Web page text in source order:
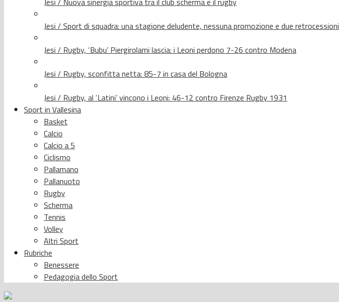
Jesi / Sport di squadra: una stagione deludente, nessuna promozione e due retrocessioni
Jesi / Rugby, ‘Bubu’ Piergirolami lascia: i Leoni perdono 7-26 contro Modena
Jesi / Rugby, sconfitta netta: 85-7 in casa del Bologna
Jesi / Rugby, al ‘Latini’ vincono i Leoni: 46-12 contro Firenze Rugby 1931
Sport in Vallesina
Basket
Calcio
Calcio a 5
Ciclismo
Pallamano
Pallanuoto
Rugby
Scherma
Tennis
Volley
Altri Sport
Rubriche
Benessere
Pedagogia dello Sport